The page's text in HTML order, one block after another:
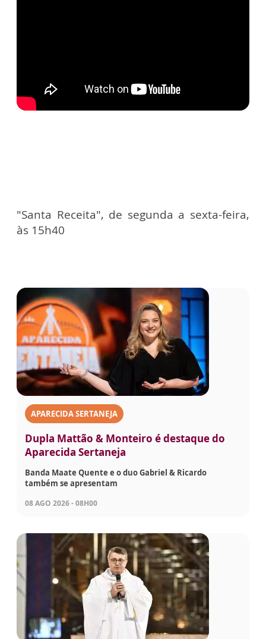
"Santa Receita", de segunda a sexta-feira,
às 15h40
APARECIDA SERTANEJA
Dupla Mattão & Monteiro é destaque do
Aparecida Sertaneja
Banda Maate Quente e o duo Gabriel & Ricardo
também se apresentam
08 AGO 2026 - 08H00